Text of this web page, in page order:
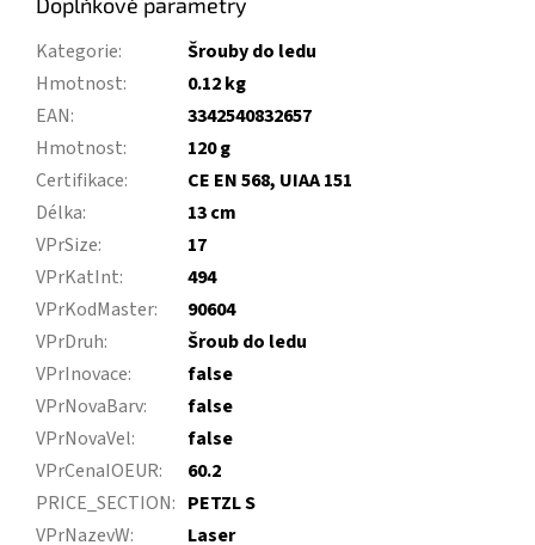
Kategorie:
Šrouby do ledu
Hmotnost:
0.12 kg
EAN:
3342540832657
Hmotnost:
120 g
Certifikace:
CE EN 568, UIAA 151
Délka:
13 cm
VPrSize:
17
VPrKatInt:
494
VPrKodMaster:
90604
VPrDruh:
Šroub do ledu
VPrInovace:
false
VPrNovaBarv:
false
VPrNovaVel:
false
VPrCenaIOEUR:
60.2
PRICE_SECTION: PETZL S
VPrNazevW:
Laser